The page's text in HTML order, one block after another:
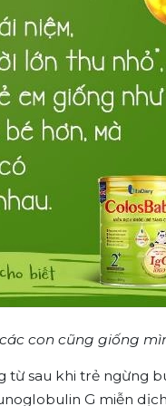
con cũng giống
sau khi trẻ ngừng
G miễn